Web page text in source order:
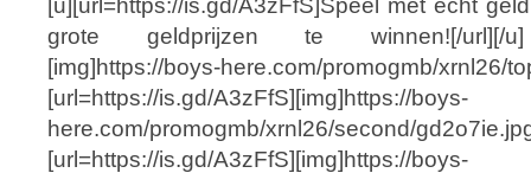
[u][url=https://is.gd/A3zFfS]Speel met echt
grote geldprijzen te winnen![/url][/u]
[img]https://boys-here.com/promogmb/xrnl26/
[url=https://is.gd/A3zFfS][img]https://boys-
here.com/promogmb/xrnl26/second/
[url=https://is.gd/A3zFfS][img]https://boys-